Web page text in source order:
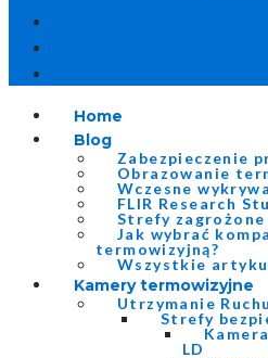
Home
Blog
Zabezpieczenie
Obrazowanie
Wczesne
FLIR Research
Strefy zagrożone
Jak wybrać
termowizyjną?
Wszystkie
Kamery termowizyjne
Utrzymanie Ruchu
Strefy
LD